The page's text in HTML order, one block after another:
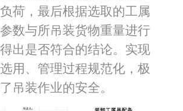
荷，最后根据选取的工属
数与所吊装货物重量进行
出是否符合的结论。实现
用、管理过程规范化， 极
吊装作业的安全。